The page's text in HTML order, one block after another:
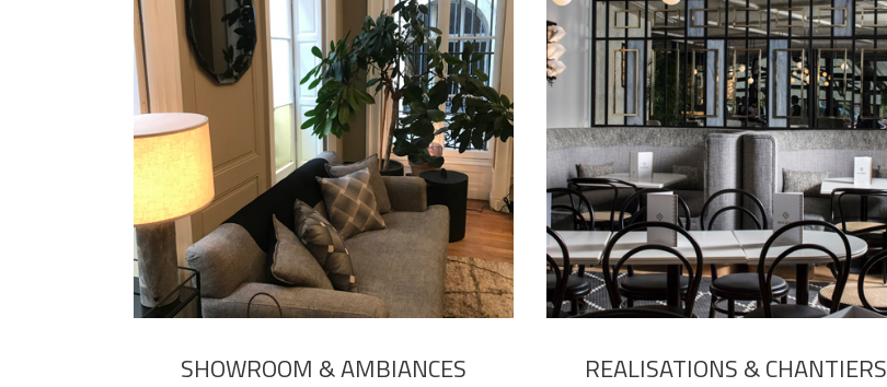
SHOWROOM & AMBIANCES REALISATIONS & CHANTIERS